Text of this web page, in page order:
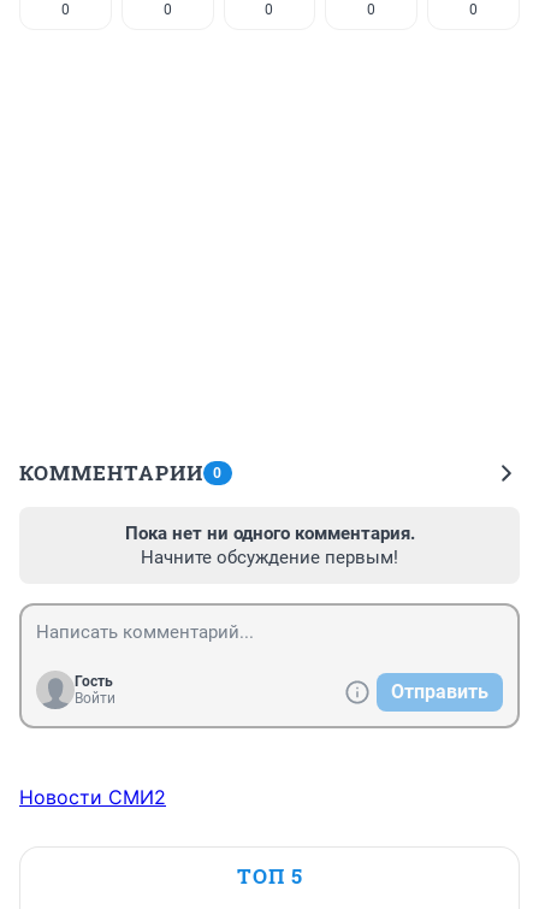
0 0 0 0 0
КОММЕНТАРИИ 0
Пока нет ни одного комментария.
Начните обсуждение первым!
Гость
Войти
Отправить
Новости СМИ2
ТОП 5